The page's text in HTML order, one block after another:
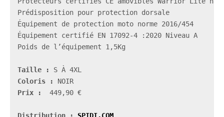
Prédisposition pour protection dorsale
Équipement de protection moto norme 2016/454
Équipement certifié EN 17092-4 :2020 Niveau A
Taille :
Coloris :
Prix :
  449,90 €